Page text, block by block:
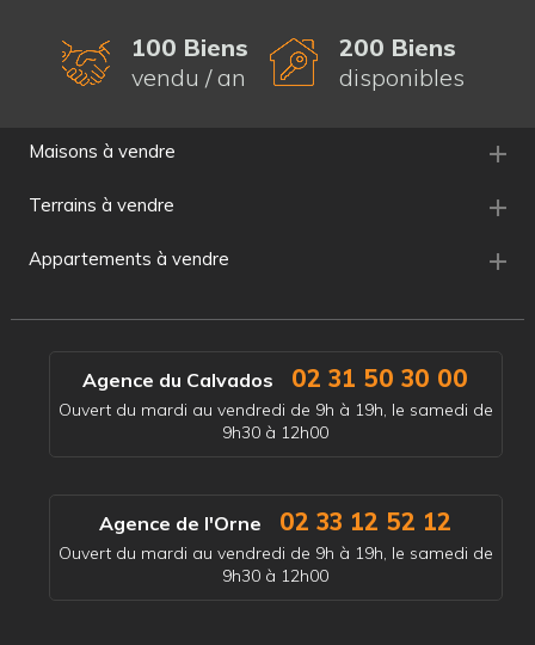
100 Biens
vendu / an
200 Biens
disponibles
Maisons à vendre
Terrains à vendre
Appartements à vendre
Agence du Calvados 02 31 50 30 00
Ouvert du mardi au vendredi de 9h à 19h, le samedi de
9h30 à 12h00
Agence de l'Orne 02 33 12 52 12
Ouvert du mardi au vendredi de 9h à 19h, le samedi de
9h30 à 12h00